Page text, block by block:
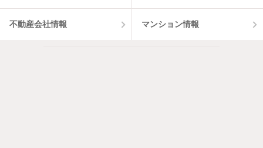
不動産会社情報 マンション情報